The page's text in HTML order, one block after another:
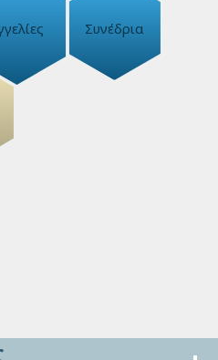
Συνέδρια